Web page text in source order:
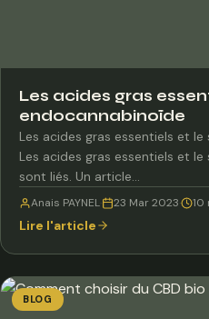
Les acides gras
endocannabinoïde
Les acides gras essentiels et
Les acides gras essentiels et
sont liés. Un article…
Anais PAYNEL 23 Mar 2023 10
Lire l'article
BLOG